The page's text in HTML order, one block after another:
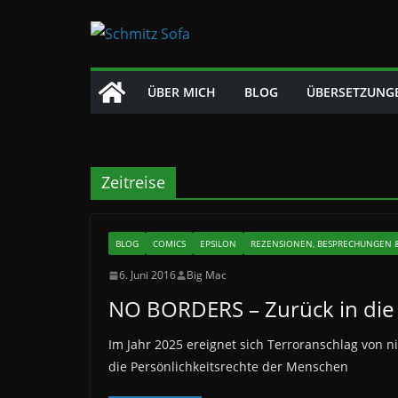
ÜBER MICH BLOG
Zeitreise
BLOG COMICS EPSILON REZENSIONEN, BESPRECHUNGEN
6. Juni 2016 Big Mac
NO BORDERS – Zurück in
Im Jahr 2025 ereignet sich Terroranschlag von
die Persönlichkeitsrechte der Menschen